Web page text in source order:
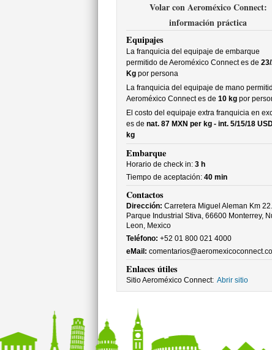
Volar con Aeroméxico Connect:
información práctica
Equipajes
La franquicia del equipaje de embarque
permitido de Aeroméxico Connect es de
Kgpor persona
La franquicia del equipaje de mano
Aeroméxico Connect es de 10 kgpor
El costo del equipaje extra franquicia en
es de nat. 87 MXN per kg - int. 5/15/18
kg
Embarque
Horario de check in: 3 h
Tiempo de aceptación: 40 min
Contactos
Dirección: Carretera Miguel Aleman Km
Parque Industrial Stiva, 66600 Monterrey,
Leon, Mexico
Teléfono: +52 01 800 021 4000
eMail:
Enlaces útiles
Sitio Aeroméxico Connect: Abrir sitio